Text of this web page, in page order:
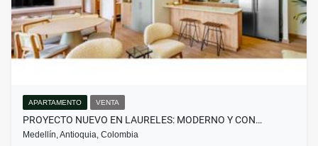
APARTAMENTO VENTA
PROYECTO NUEVO EN LAURELES: MODERNO Y CON…
Medellín, Antioquia, Colombia